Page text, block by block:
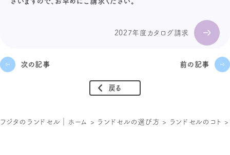
2027年度カタログ請求
次の記事 前の記事
戻る
フジタのランドセル｜ホーム > ランドセルの選び方 > ランドセルのコト